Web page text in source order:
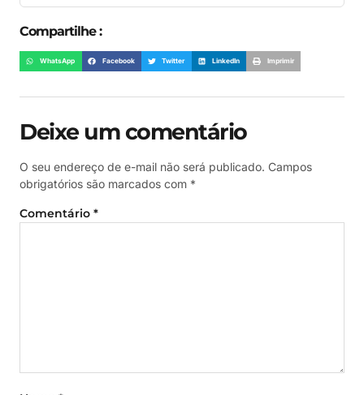
Compartilhe :
WhatsApp Facebook Twitter LinkedIn Imprimir
Deixe um comentário
O seu endereço de e-mail não será publicado. Campos
obrigatórios são marcados com *
Comentário *